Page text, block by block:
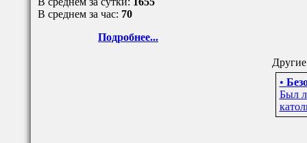
В среднем за час: 70
Подробнее...
•
Был